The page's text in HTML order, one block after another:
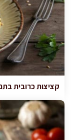
קציצות כרובית